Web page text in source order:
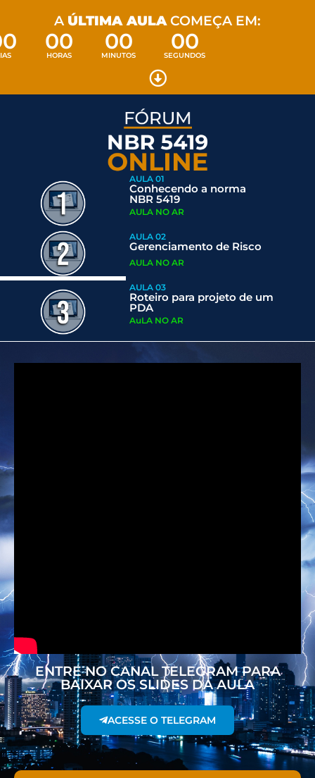
A ÚLTIMA AULACOMEÇA EM:
00
HORAS
00
MINUTOS
00
SEGUNDOS
AULA 01
Conhecendo a norma
NBR 5419
AULA NO AR
AULA 02
Gerenciamento de Risco
AULA NO AR
AULA 03
Roteiro para projeto de um
PDA
AuLA NO AR
ENTRE NO CANAL TELEGRAM PARA
BAIXAR OS SLIDES DA AULA
ACESSE O TELEGRAM